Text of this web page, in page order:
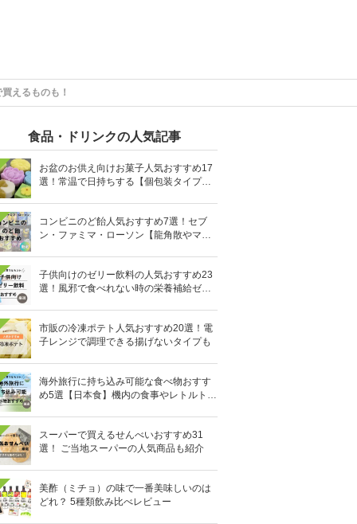
えるものも！
食品・ドリンクの人気記事
お盆のお供え向けお菓子人気おすすめ17
選！常温で日持ちする【個包装タイプ
コンビニのど飴人気おすすめ7選！セブ
ン・ファミマ・ローソン【龍角散やマヌ
子供向けのゼリー飲料の人気おすすめ23
選！風邪で食べれない時の栄養補給ゼリ
市販の冷凍ポテト人気おすすめ20選！電
子レンジで調理できる揚げないタイプも
海外旅行に持ち込み可能な食べ物おすす
め5選【日本食】機内の食事やレトルト食
スーパーで買えるせんべいおすすめ31
選！ ご当地スーパーの人気商品も紹介
美酢（ミチョ）の味で一番美味しいのは
どれ？ 5種類飲み比べレビュー